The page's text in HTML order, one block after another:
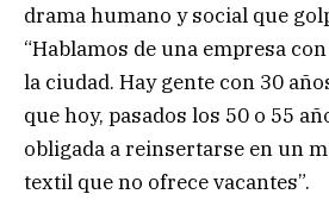
drama humano y social que
“Hablamos de una empresa
la ciudad. Hay gente con 30
que hoy, pasados los 50 o 55
obligada a reinsertarse en un
textil que no ofrece vacantes”.